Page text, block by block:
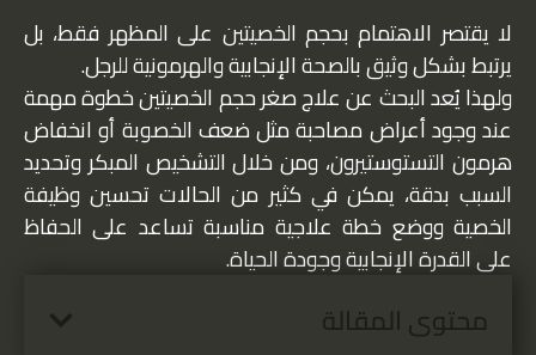
لا يقتصر الاهتمام بحجم الخصيتين على المظهر فقط، بل
يرتبط بشكل وثيق بالصحة الإنجابية والهرمونية للرجل.
ولهذا يُعد البحث عن علاج صغر حجم الخصيتين خطوة مهمة
عند وجود أعراض مصاحبة مثل ضعف الخصوبة أو انخفاض
هرمون التستوستيرون، ومن خلال التشخيص المبكر وتحديد
السبب بدقة، يمكن في كثير من الحالات تحسين وظيفة
الخصية ووضع خطة علاجية مناسبة تساعد على الحفاظ
على القدرة الإنجابية وجودة الحياة.
محتوى المقالة